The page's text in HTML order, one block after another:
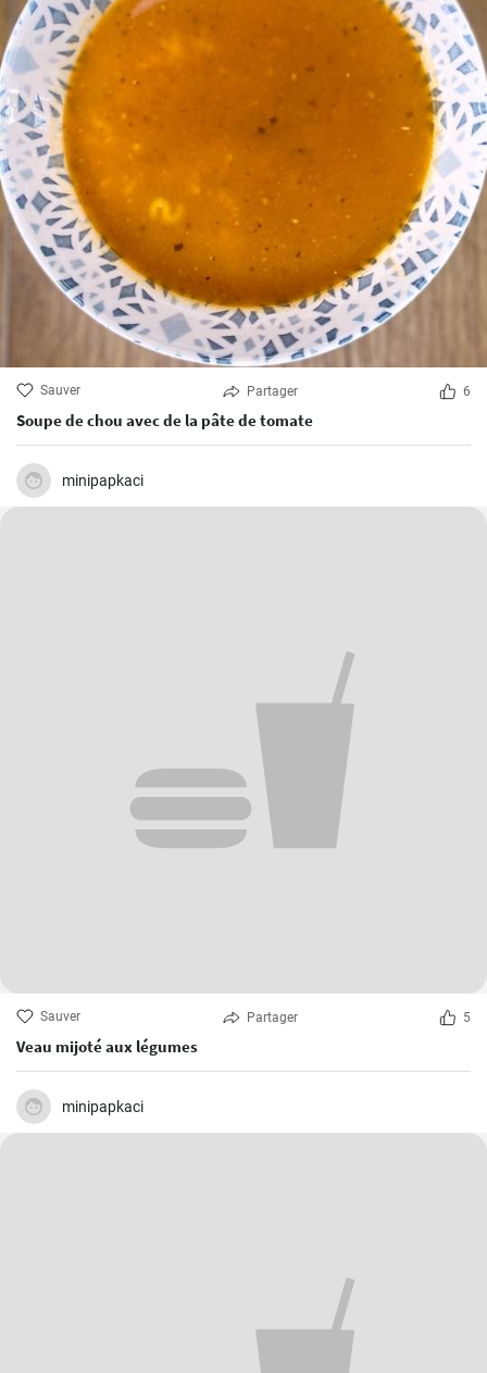
Sauver Partager 6
Soupe de chou avec de la pâte de tomate
minipapkaci
Sauver Partager 5
Veau mijoté aux légumes
minipapkaci